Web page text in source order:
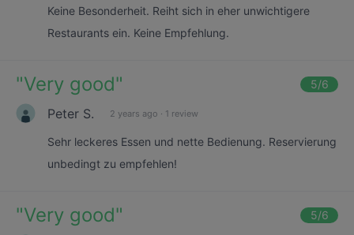
Keine Besonderheit. Reiht sich in eher unwichtigere
Restaurants ein. Keine Empfehlung.
"Very good" 5/6
Peter S. 2 years ago · 1 review
Sehr leckeres Essen und nette Bedienung. Reservierung
unbedingt zu empfehlen!
"Very good" 5/6